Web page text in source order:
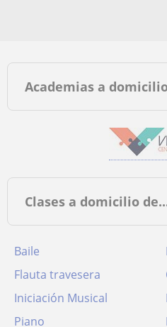
Academias a
Clases a domicilio
Baile
Flauta travesera
Iniciación Musical
Piano